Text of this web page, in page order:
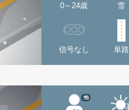
0～24歳 雪
信号なし 単路
他